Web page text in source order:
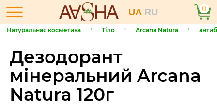
UA RU 0
Натуральная косметика Тіло Arcana Natura
Дезодорант
мінеральний Arcana
Natura 120г